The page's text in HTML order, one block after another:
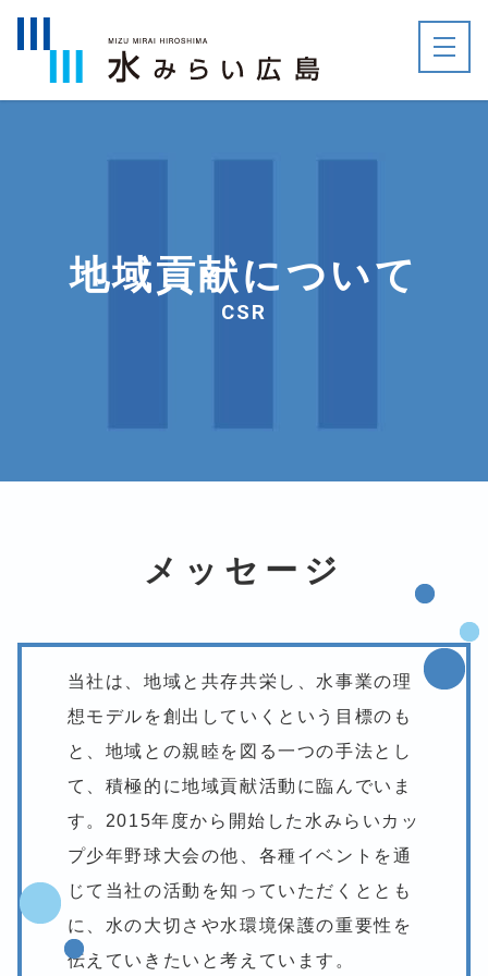
地域貢献について
CSR
メッセージ
当社は、地域と共存共栄し、水事業の理
想モデルを創出していくという目標のも
と、地域との親睦を図る一つの手法とし
て、積極的に地域貢献活動に臨んでいま
す。2015年度から開始した水みらいカッ
プ少年野球大会の他、各種イベントを通
じて当社の活動を知っていただくととも
に、水の大切さや水環境保護の重要性を
伝えていきたいと考えています。